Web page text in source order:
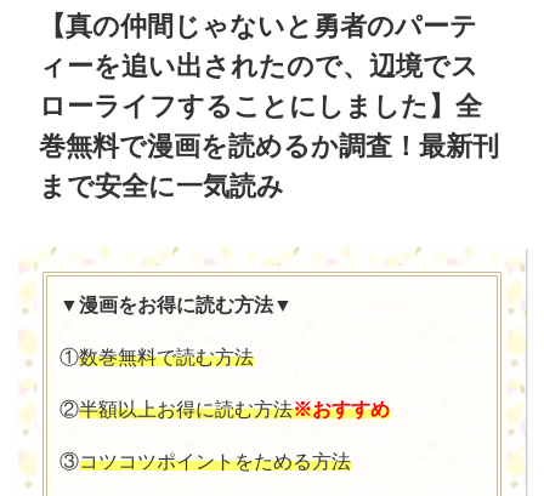
【真の仲間じゃないと勇者のパーテ
ィーを追い出されたので、辺境でス
ローライフすることにしました 】全
巻無料で漫画を読めるか調査！最新刊
まで安全に一気読み
▼漫画をお得に読む方法▼
①数巻無料で読む方法
②半額以上お得に読む方法※おすすめ
③コツコツポイントをためる方法